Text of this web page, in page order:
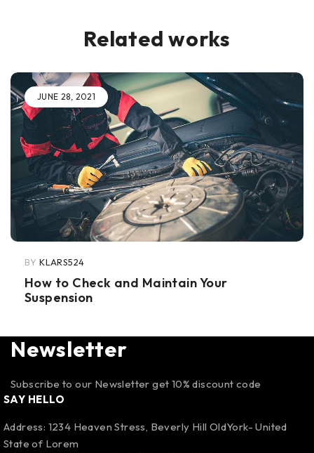
Related works
JUNE 28, 2021
BY KLARS524
How to Check and Maintain Your
Suspension
Newsletter
Subscribe to our Newsletter get 10% discount code
SAY HELLO
Address: 1234 Heaven Stress, Beverly Hill OldYork- United
State of Lorem